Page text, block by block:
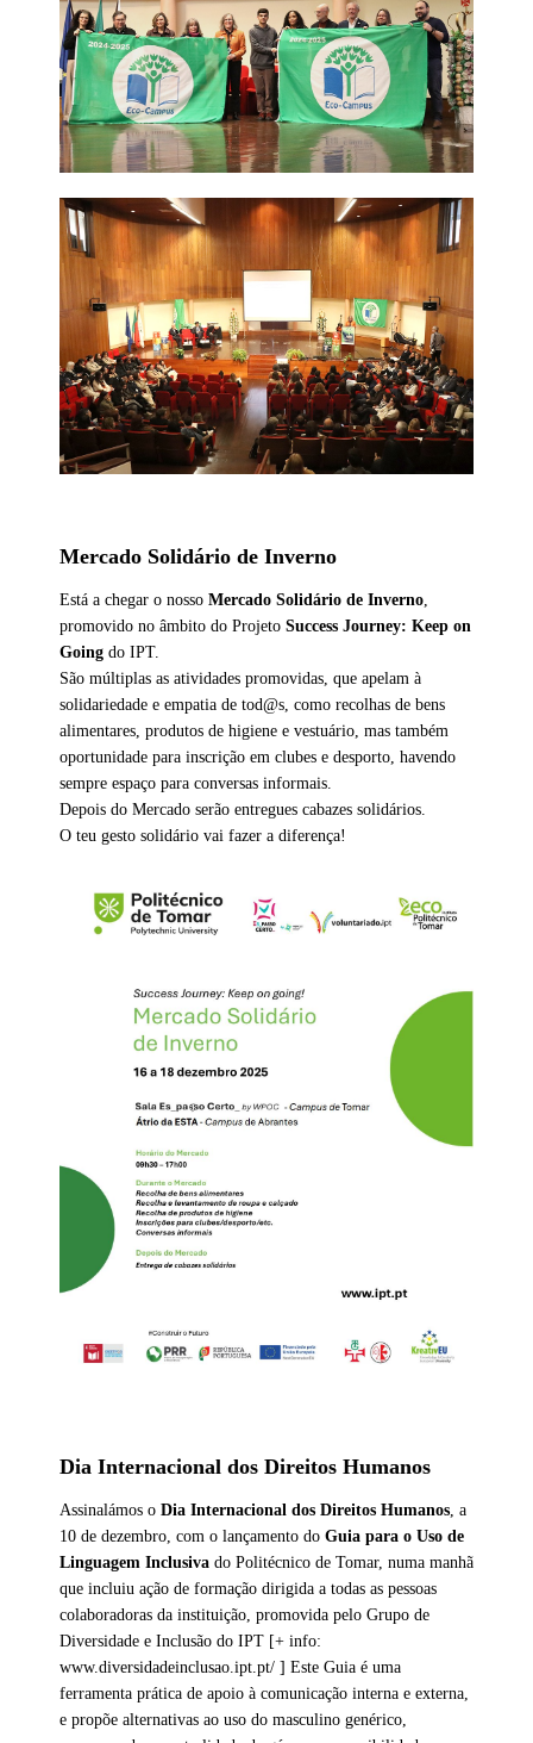
Mercado Solidário de Inverno
Está a chegar o nosso Mercado Solidário de Inverno,
promovido no âmbito do Projeto Success Journey: Keep on
Going do IPT.
São múltiplas as atividades promovidas, que apelam à
solidariedade e empatia de tod@s, como recolhas de bens
alimentares, produtos de higiene e vestuário, mas também
oportunidade para inscrição em clubes e desporto, havendo
sempre espaço para conversas informais.
Depois do Mercado serão entregues cabazes solidários.
O teu gesto solidário vai fazer a diferença!
Dia Internacional dos Direitos Humanos
Assinalámos o Dia Internacional dos Direitos Humanos, a
10 de dezembro, com o lançamento do Guia para o Uso de
Linguagem Inclusiva do Politécnico de Tomar, numa manhã
que incluiu ação de formação dirigida a todas as pessoas
colaboradoras da instituição, promovida pelo Grupo de
Diversidade e Inclusão do IPT [+ info:
www.diversidadeinclusao.ipt.pt/ ] Este Guia é uma
ferramenta prática de apoio à comunicação interna e externa,
e propõe alternativas ao uso do masculino genérico,